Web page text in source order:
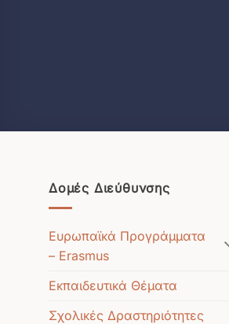
Δομές Διεύθυνσης
Ευρωπαϊκά Προγράμματα
– Erasmus
Εκπαιδευτικά Θέματα
Σχολικές Δραστηριότητες